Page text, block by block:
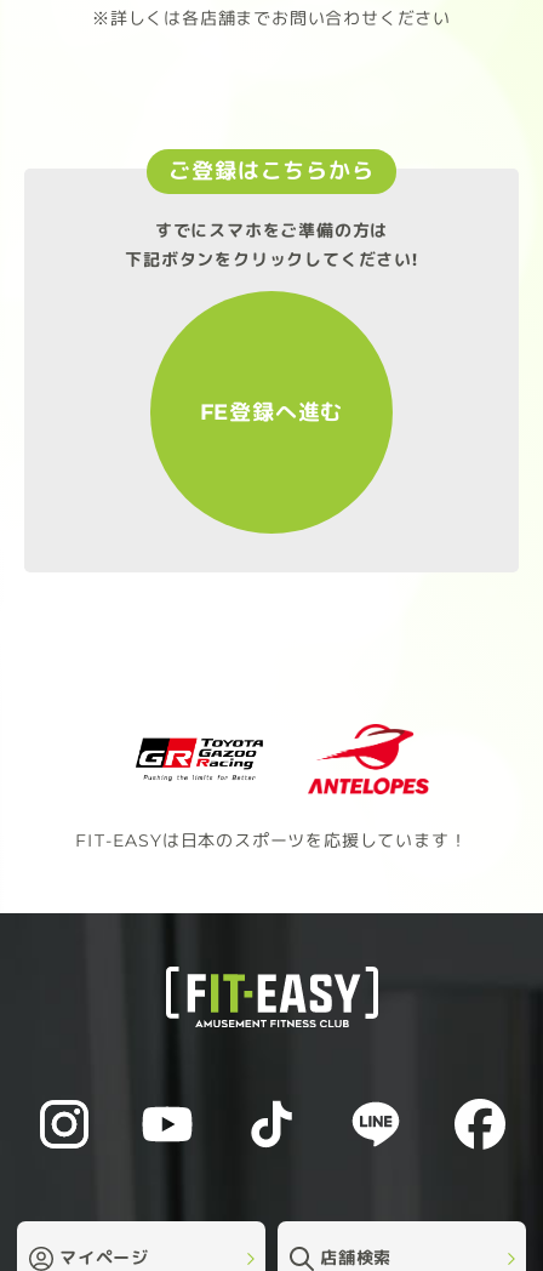
※詳しくは各店舗までお問い合わせください
ご登録はこちらから
すでにスマホをご準備の方は
下記ボタンをクリックしてください!
FE登録へ進む
FIT-EASYは日本のスポーツを応援しています！
マイページ 店舗検索